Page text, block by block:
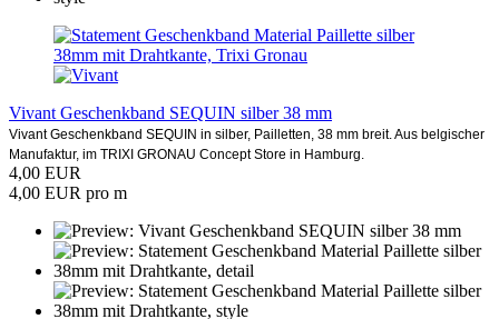
Vivant Geschenkband SEQUIN silber 38 mm
Vivant Geschenkband SEQUIN in silber, Pailletten, 38 mm breit. Aus belgischer
Manufaktur, im TRIXI GRONAU Concept Store in Hamburg.
4,00 EUR
4,00 EUR pro m